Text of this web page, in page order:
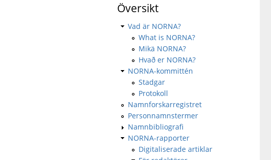
Översikt
Vad är NORNA?
What is NORNA?
Mikä NORNA?
Hvað er NORNA?
NORNA-kommittén
Stadgar
Protokoll
Namnforskarregistret
Personnamnstermer
Namnbibliografi
NORNA-rapporter
Digitaliserade artiklar